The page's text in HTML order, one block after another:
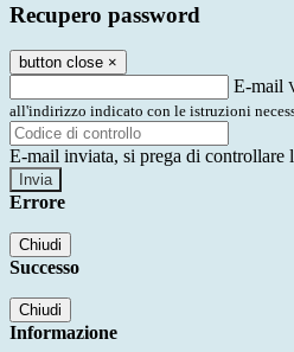
Recupero password
button close ×
E-mail
all'indirizzo indicato con le istruzioni
E-mail inviata, si prega di controllare
Errore
Chiudi
Successo
Chiudi
Informazione